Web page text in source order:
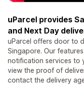
uParcel provides
and Next Day
uParcel offers door to
Singapore. Our
notification services to
view the proof of
contact the delivery